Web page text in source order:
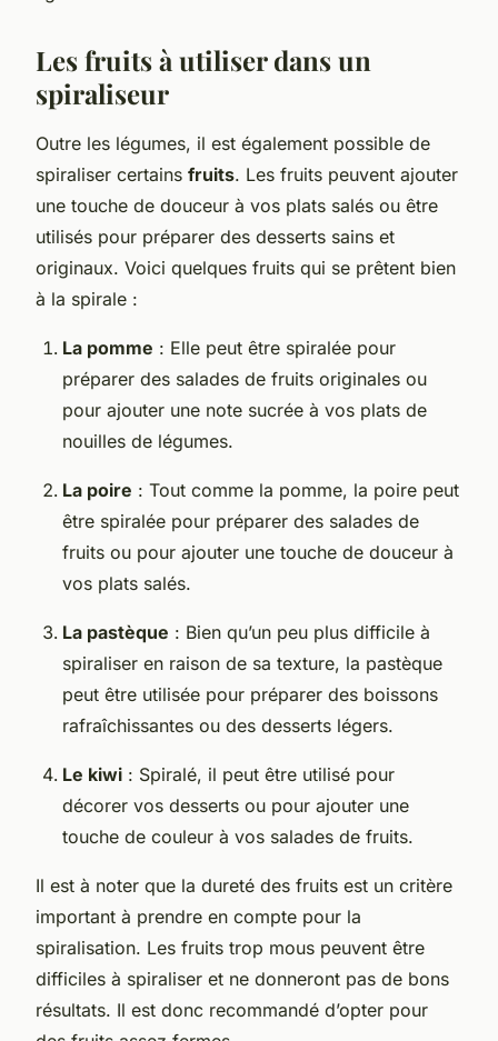
Les fruits à utiliser dans un
spiraliseur
Outre les légumes, il est également possible de
spiraliser certains fruits. Les fruits peuvent ajouter
une touche de douceur à vos plats salés ou être
utilisés pour préparer des desserts sains et
originaux. Voici quelques fruits qui se prêtent bien
à la spirale :
La pomme : Elle peut être spiralée pour
préparer des salades de fruits originales ou
pour ajouter une note sucrée à vos plats de
nouilles de légumes.
La poire : Tout comme la pomme, la poire peut
être spiralée pour préparer des salades de
fruits ou pour ajouter une touche de douceur à
vos plats salés.
La pastèque : Bien qu’un peu plus difficile à
spiraliser en raison de sa texture, la pastèque
peut être utilisée pour préparer des boissons
rafraîchissantes ou des desserts légers.
Le kiwi : Spiralé, il peut être utilisé pour
décorer vos desserts ou pour ajouter une
touche de couleur à vos salades de fruits.
Il est à noter que la dureté des fruits est un critère
important à prendre en compte pour la
spiralisation. Les fruits trop mous peuvent être
difficiles à spiraliser et ne donneront pas de bons
résultats. Il est donc recommandé d’opter pour